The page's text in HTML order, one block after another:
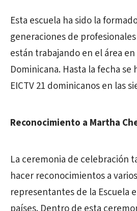
Esta escuela ha sido la
generaciones de
están trabajando en el área
Dominicana. Hasta la fecha se
EICTV 21 dominicanos en las
Reconocimiento a Martha
La ceremonia de celebración
hacer reconocimientos a
representantes de la Escuela